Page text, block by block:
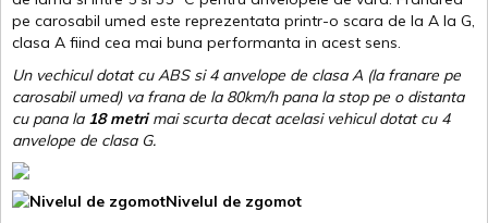
pe carosabil umed este reprezentata printr-o scara de la A la G,
clasa A fiind cea mai buna performanta in acest sens.
Un vechicul dotat cu ABS si 4 anvelope de clasa A (la franare pe
carosabil umed) va frana de la 80km/h pana la stop pe o distanta
cu pana la 18 metrimai scurta decat acelasi vehicul dotat cu 4
anvelope de clasa G.
Nivelul de zgomot